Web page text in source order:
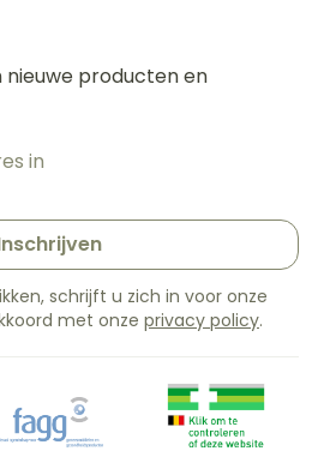
nieuwe producten en
schrijft u zich in voor onze
met onze privacy policy.